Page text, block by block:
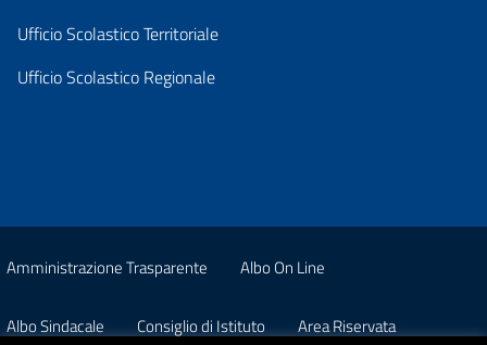
Ufficio Scolastico Territoriale
Ufficio Scolastico Regionale
Amministrazione Trasparente Albo On Line
Albo Sindacale Consiglio di Istituto Area Riservata